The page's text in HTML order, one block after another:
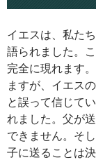
イエスは、私た
語られました。
完全に現れます
ますが、イエス
と誤って信じて
れました。父が
できません。そ
子に送ることは